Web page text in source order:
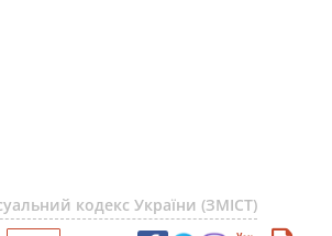
кодекс України (ЗМІСТ)